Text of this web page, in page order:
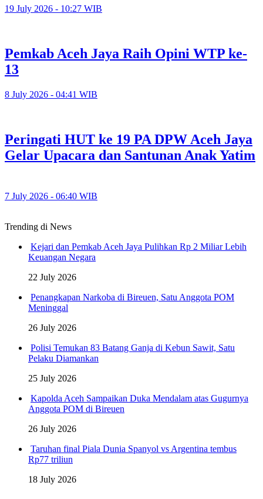
19 July 2026 - 10:27 WIB
Pemkab Aceh Jaya Raih Opini WTP ke-
13
8 July 2026 - 04:41 WIB
Peringati HUT ke 19 PA DPW Aceh Jaya
Gelar Upacara dan Santunan Anak Yatim
7 July 2026 - 06:40 WIB
Trending di News
Kejari dan Pemkab Aceh Jaya Pulihkan Rp 2 Miliar Lebih
Keuangan Negara
22 July 2026
Penangkapan Narkoba di Bireuen, Satu Anggota POM
Meninggal
26 July 2026
Polisi Temukan 83 Batang Ganja di Kebun Sawit, Satu
Pelaku Diamankan
25 July 2026
Kapolda Aceh Sampaikan Duka Mendalam atas Gugurnya
Anggota POM di Bireuen
26 July 2026
Taruhan final Piala Dunia Spanyol vs Argentina tembus
Rp77 triliun
18 July 2026